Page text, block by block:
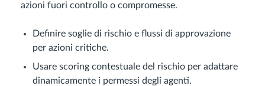
azioni fuori controllo o compromesse.
Definire soglie di rischio e flussi di approvazione
per azioni critiche.
Usare scoring contestuale del rischio per adattare
dinamicamente i permessi degli agenti.